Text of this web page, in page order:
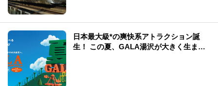
日本最大級*の爽快系アトラクション誕
生！ この夏、GALA湯沢が大きく生まれ